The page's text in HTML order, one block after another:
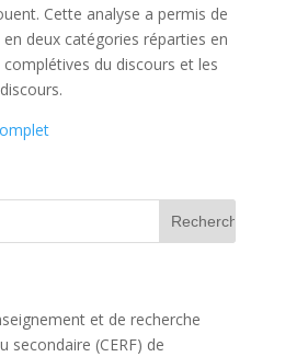
Cette analyse a permis de
deux catégories réparties en
du discours et les
et de recherche
secondaire (CERF) de